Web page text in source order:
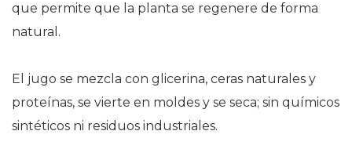
que permite que la planta se regenere de forma
natural.
El jugo se mezcla con glicerina, ceras naturales y
proteínas, se vierte en moldes y se seca; sin químicos
sintéticos ni residuos industriales.